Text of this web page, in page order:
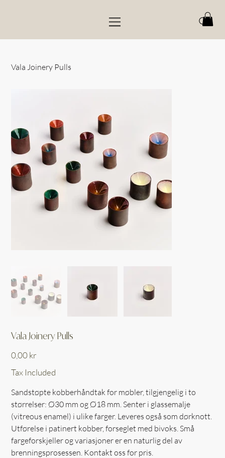
Vala Joinery Pulls
Vala Joinery Pulls
0,00 kr
Tax Included
Sandstøpte kobberhåndtak for møbler, tilgjengelig i to
størrelser: Ø30 mm og Ø18 mm. Senter i glassemalje
(vitreous enamel) i ulike farger. Leveres også som dørknott.
Utførelse i patinert kobber, forseglet med bivoks. Små
fargeforskjeller og variasjoner er en naturlig del av
brenningsprosessen. Kontakt oss for pris.